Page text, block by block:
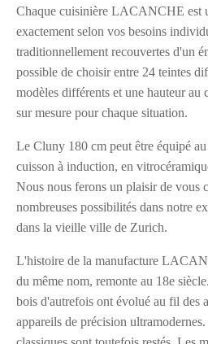
Chaque cuisinière LACANCHE est
exactement selon vos besoins
traditionnellement recouvertes d'un
possible de choisir entre 24 teintes
modèles différents et une hauteur
sur mesure pour chaque situation.
Le Cluny 180 cm peut être équipé
cuisson à induction, en
Nous nous ferons un plaisir de vous
nombreuses possibilités dans notre
dans la vieille ville de Zurich.
L'histoire de la manufacture
du même nom, remonte au 18e
bois d'autrefois ont évolué au fil des
appareils de précision